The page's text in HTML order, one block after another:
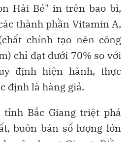
Hải Bé" in trên bao bì,
thành phần Vitamin A,
chính tạo nên công
chỉ đạt dưới 70% so với
định hiện hành, thực
định là hàng giả.
tỉnh Bắc Giang triệt phá
buôn bán số lượng lớn